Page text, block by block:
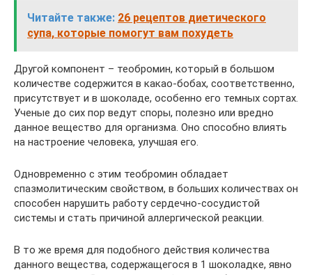
Читайте также: 26 рецептов диетического
супа, которые помогут вам похудеть
Другой компонент – теобромин, который в большом
количестве содержится в какао-бобах, соответственно,
присутствует и в шоколаде, особенно его темных сортах.
Ученые до сих пор ведут споры, полезно или вредно
данное вещество для организма. Оно способно влиять
на настроение человека, улучшая его.
Одновременно с этим теобромин обладает
спазмолитическим свойством, в больших количествах он
способен нарушить работу сердечно-сосудистой
системы и стать причиной аллергической реакции.
В то же время для подобного действия количества
данного вещества, содержащегося в 1 шоколадке, явно